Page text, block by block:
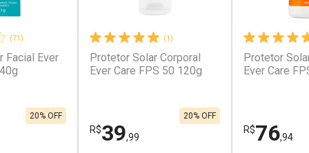
cada
cada
Ativar Desconto
Por R$ 45,90/cada
Por R$ 45,90/cada
Ativar
Por R$
Por R$
(71)
Facial Ever
20% OFF
(1)
Protetor Solar Corporal
Ever Care FPS 50 120g
R$39,99
20% OFF
Protetor
Ever Care
R$76,94